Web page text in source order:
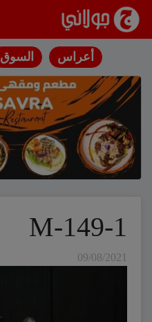
انتقل إلى المحتوى
أعراس السوق
M-149-1
09/08/2021